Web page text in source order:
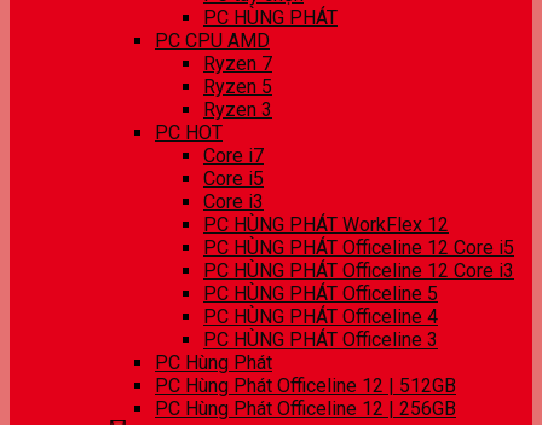
PC HÙNG PHÁT
PC CPU AMD
Ryzen 7
Ryzen 5
Ryzen 3
PC HOT
Core i7
Core i5
Core i3
PC HÙNG PHÁT WorkFlex 12
PC HÙNG PHÁT Officeline 12 Core i5
PC HÙNG PHÁT Officeline 12 Core i3
PC HÙNG PHÁT Officeline 5
PC HÙNG PHÁT Officeline 4
PC HÙNG PHÁT Officeline 3
PC Hùng Phát
PC Hùng Phát Officeline 12 | 512GB
PC Hùng Phát Officeline 12 | 256GB